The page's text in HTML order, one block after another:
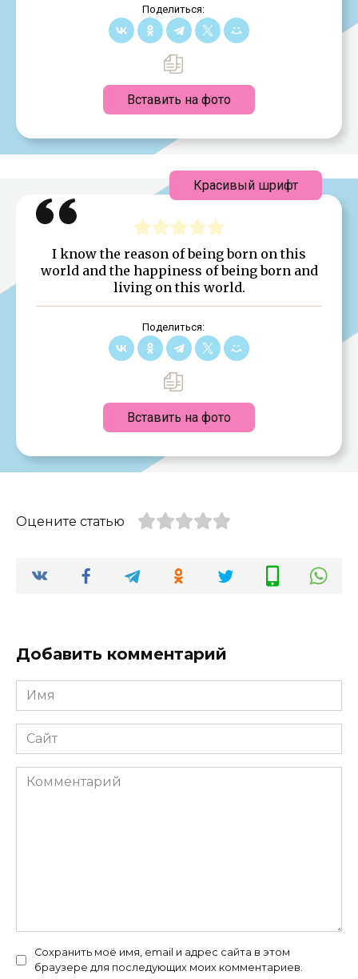
Поделиться:
Вставить на фото
I know the reason of being born on this
world and the happiness of being born and
living on this world.
Поделиться:
Вставить на фото
Красивый шрифт
Оцените статью
Добавить комментарий
Имя
*
Сайт
Комментарий
Сохранить моё имя, email и адрес сайта в этом
браузере для последующих моих комментариев.